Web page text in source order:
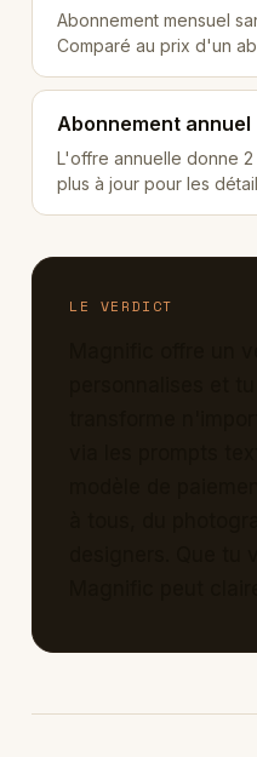
Abonnement mensuel
Comparé au prix d'un
Abonnement annuel
L'offre annuelle donne 2
plus à jour pour les
LE VERDICT